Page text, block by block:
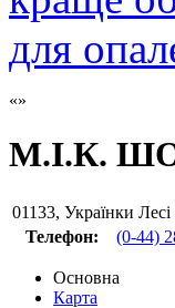
М.І.К.
01133, Українки
Телефон:
(0-44)
Основна
Карта